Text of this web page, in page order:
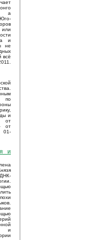
а
и
не
всё
по
и
от
от
01-
и
и